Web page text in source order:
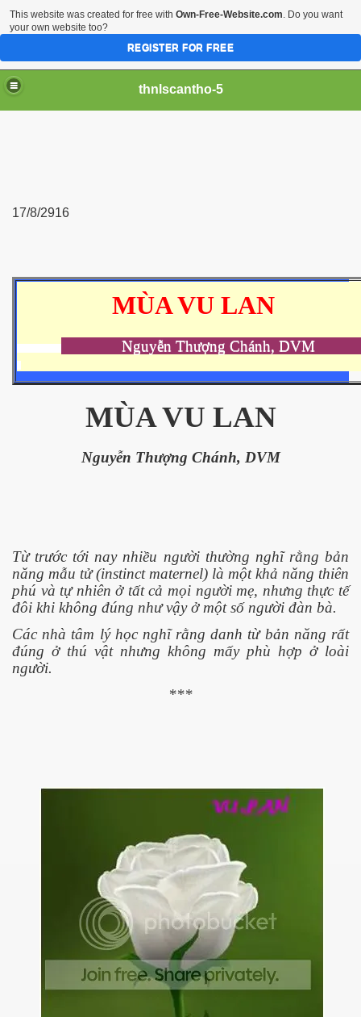
thnlscantho-5
17/8/2916
MÙA VU LAN
Nguyễn Thượng Chánh,
MÙA VU LAN
Nguyễn Thượng Chánh, DVM
Từ trước tới nay nhiều người thường nghĩ rằng bản
năng mẫu tử (instinct maternel) là một khả năng thiên
phú và tự nhiên ở tất cả mọi người mẹ, nhưng thực tế
đôi khi không đúng như vậy ở một số người đàn bà.
Các nhà tâm lý học nghĩ rằng danh từ bản năng rất
đúng ở thú vật nhưng không mấy phù hợp ở loài
người.
***
núp
This website was created for free with Own-Free-Website.com. Do you want
your own website too?
REGISTER FOR FREE